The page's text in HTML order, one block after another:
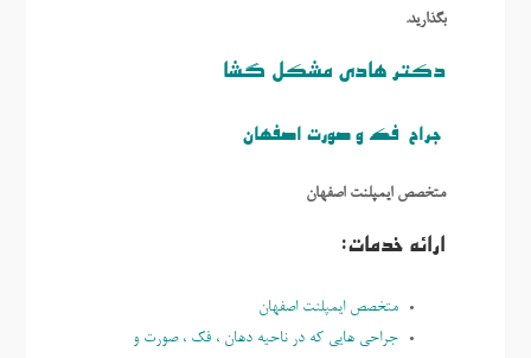
بگذارید.
دکتر هادی مشکل گشا
جراح فک و صورت اصفهان
متخصص ایمپلنت اصفهان
ارائه خدمات:
متخصص ايمپلنت اصفهان
جراحی هایی که در ناحیه دهان ، فک ، صورت و